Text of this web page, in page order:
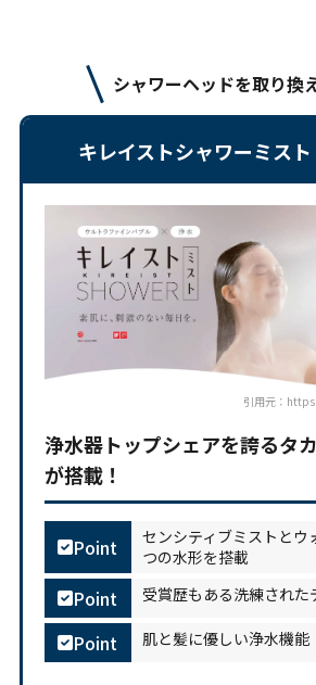
シャワーヘッドを取り換
キレイストシャワーミスト
引用元：
浄水器トップシェアを誇るタ
が搭載！
Point
センシティブミストとウ
つの水形を搭載
Point 受賞歴もある洗練された
Point 肌と髪に優しい浄水機能